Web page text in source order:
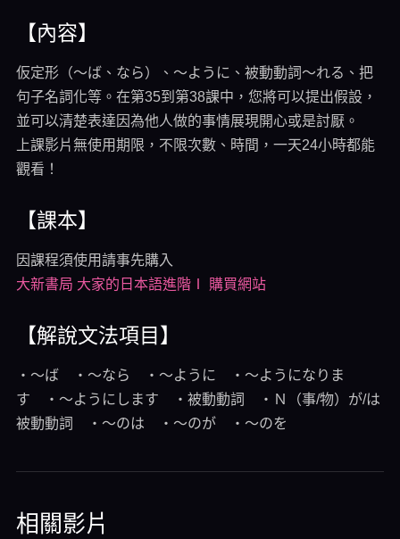
【內容】
仮定形（～ば、なら）、～ように、被動動詞～れる、把
句子名詞化等。在第35到第38課中，您將可以提出假設，
並可以清楚表達因為他人做的事情展現開心或是討厭。
上課影片無使用期限，不限次數、時間，一天24小時都能
觀看！
【課本】
因課程須使用請事先購入
大新書局 大家的日本語進階Ⅰ 購買網站
【解說文法項目】
・～ば ・～なら ・～ように ・～ようになりま
す ・～ようにします ・被動動詞 ・Ｎ（事/物）が/は
被動動詞 ・～のは ・～のが ・～のを
相關影片